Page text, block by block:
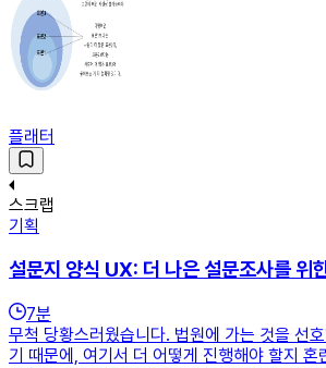
플래터
스크랩
기획
설문지 양식 UX: 더 나은 설문조사를 위
7분
무척 당황스러웠습니다. 법원에 가는 것을 선
기 때문에, 여기서 더 어떻게 진행해야 할지 혼